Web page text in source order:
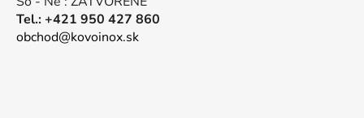
Tel.: +421 950 427 860
obchod@kovoinox.sk